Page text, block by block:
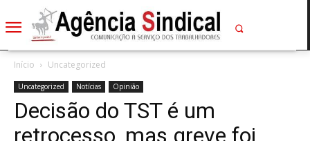
Início Uncategorized
Uncategorized Notícias Opinião
Decisão do TST é um
retrocesso, mas greve foi